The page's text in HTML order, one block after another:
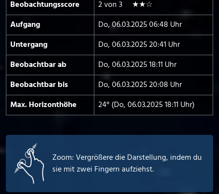
Beobachtungs­score
2 von 3 ★★☆
Aufgang
Do, 06.03.2025 06:48 Uhr
Untergang
Do, 06.03.2025 20:41 Uhr
Beobachtbar ab
Do, 06.03.2025 18:11 Uhr
Beobachtbar bis
Do, 06.03.2025 20:08 Uhr
Max. Horizont­höhe
24° (Do, 06.03.2025 18:11 Uhr)
Zoom: Vergrößere die Darstellung, indem du
sie mit zwei Fingern aufziehst.